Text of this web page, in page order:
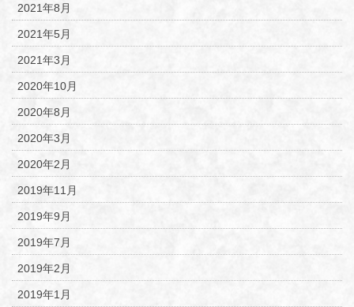
2021年8月
2021年5月
2021年3月
2020年10月
2020年8月
2020年3月
2020年2月
2019年11月
2019年9月
2019年7月
2019年2月
2019年1月